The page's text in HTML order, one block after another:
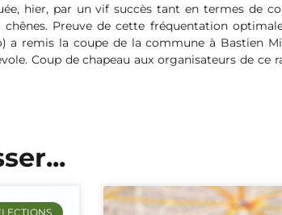
hier, par un vif succès tant en termes de
Preuve de cette fréquentation
a remis la coupe de la commune à Bastien
Coup de chapeau aux organisateurs de ce